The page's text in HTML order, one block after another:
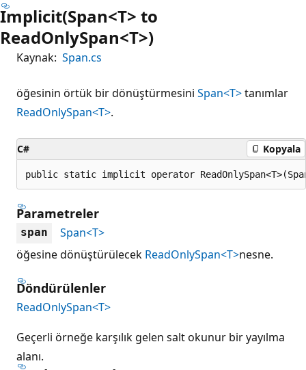
Implicit(Span<T> to
ReadOnlySpan<T>)
Kaynak: Span.cs
öğesinin örtük bir dönüştürmesini Span<T>tanımlar
ReadOnlySpan<T>.
C# Kopyala
public static implicit operator
Parametreler
span
Span<T>
öğesine dönüştürülecek ReadOnlySpan<T>nesne.
Döndürülenler
ReadOnlySpan<T>
Geçerli örneğe karşılık gelen salt okunur bir yayılma
alanı.